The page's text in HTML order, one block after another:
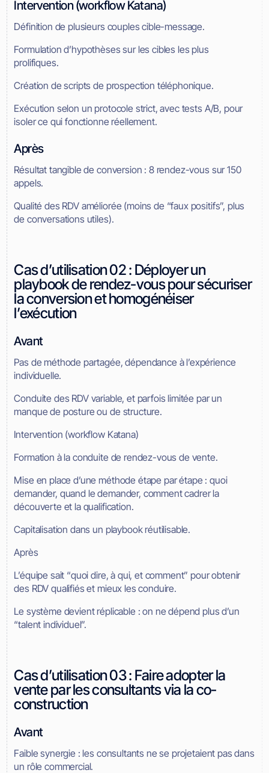
Intervention (workflow Katana)
Définition de plusieurs couples cible-message.
Formulation d’hypothèses sur les cibles les plus
prolifiques.
Création de scripts de prospection téléphonique.
Exécution selon un protocole strict, avec tests A/B, pour
isoler ce qui fonctionne réellement.
Après
Résultat tangible de conversion : 8 rendez-vous sur 150
appels.
Qualité des RDV améliorée (moins de “faux positifs”, plus
de conversations utiles).
Cas d’utilisation 02 : Déployer un
playbook de rendez-vous pour sécuriser
la conversion et homogénéiser
l’exécution
Avant
Pas de méthode partagée, dépendance à l’expérience
individuelle.
Conduite des RDV variable, et parfois limitée par un
manque de posture ou de structure.
Intervention (workflow Katana)
Formation à la conduite de rendez-vous de vente.
Mise en place d’une méthode étape par étape : quoi
demander, quand le demander, comment cadrer la
découverte et la qualification.
Capitalisation dans un playbook réutilisable.
Après
L’équipe sait “quoi dire, à qui, et comment” pour obtenir
des RDV qualifiés et mieux les conduire.
Le système devient réplicable : on ne dépend plus d’un
“talent individuel”.
Cas d’utilisation 03 : Faire adopter la
vente par les consultants via la co-
construction
Avant
Faible synergie : les consultants ne se projetaient pas dans
un rôle commercial.